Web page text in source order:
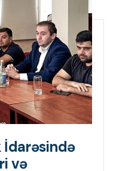
İdarəsində
və